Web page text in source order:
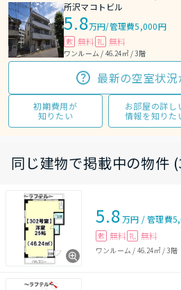
所沢マコトビル
5.8万円/管理費5,000円
敷 無料 礼 無料
ワンルーム / 46.24㎡ / 3階
最新の空室状
初期費用が
知りたい
お部屋の詳し
情報を知りた
同じ建物で掲載中の物件
5.8万円 /管理費
敷 無料 礼 無料
ワンルーム / 46.24㎡/3階